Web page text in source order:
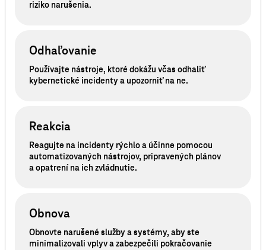
riziko narušenia.
Odhaľovanie
Používajte nástroje, ktoré dokážu včas odhaliť
kybernetické incidenty a upozorniť na ne.
Reakcia
Reagujte na incidenty rýchlo a účinne pomocou
automatizovaných nástrojov, pripravených plánov
a opatrení na ich zvládnutie.
Obnova
Obnovte narušené služby a systémy, aby ste
minimalizovali vplyv a zabezpečili pokračovanie